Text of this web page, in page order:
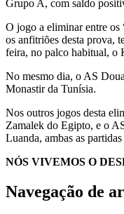
Grupo A, com saldo
O jogo a eliminar entre os
os anfitriões desta prova,
feira, no palco habitual, o
No mesmo dia, o AS
Monastir da Tunísia.
Nos outros jogos desta
Zamalek do Egipto, e o
Luanda, ambas as
NÓS VIVEMOS O
Navegação de